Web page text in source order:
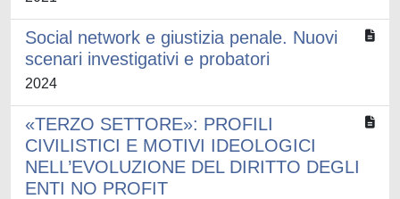
Social network e giustizia penale. Nuovi
scenari investigativi e probatori
2024
«TERZO SETTORE»: PROFILI
CIVILISTICI E MOTIVI IDEOLOGICI
NELL’EVOLUZIONE DEL DIRITTO DEGLI
ENTI NO PROFIT